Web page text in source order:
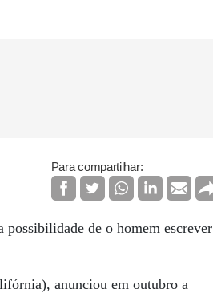
Para compartilhar:
possibilidade de o homem escrever
anunciou em outubro a